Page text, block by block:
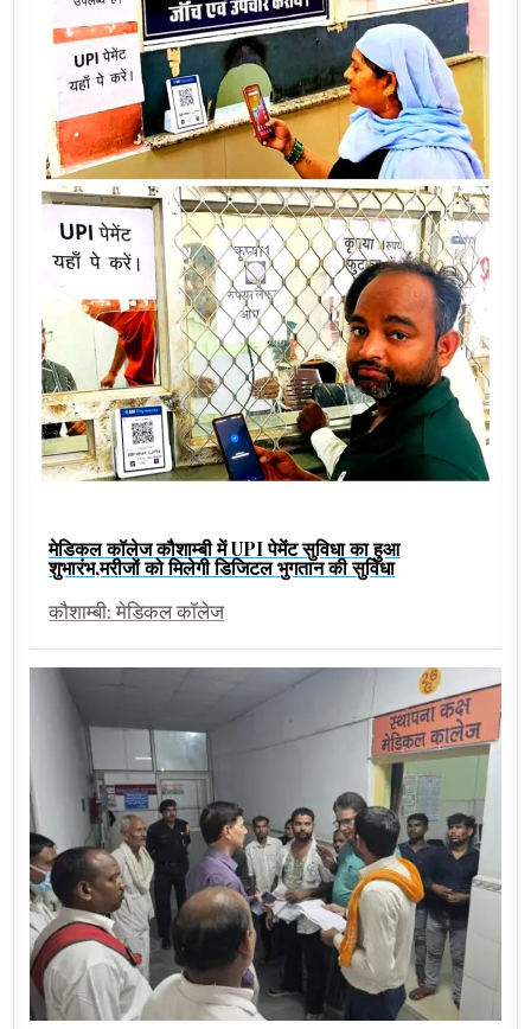
मेडिकल कॉलेज कौशाम्बी में UPI पेमेंट सुविधा का हुआ
शुभारंभ,मरीजों को मिलेगी डिजिटल भुगतान की सुविधा
कौशाम्बी: मेडिकल कॉलेज